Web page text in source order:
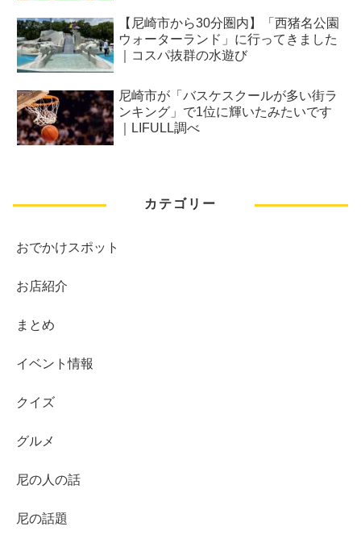
【尼崎市から30分圏内】「西猪名公園
ウォーターランド」に行ってきました
｜コスパ抜群の水遊び
尼崎市が「バスケスクールが多い街ラ
ンキング」で1位に輝いたみたいです
｜LIFULL調べ
カテゴリー
おでかけスポット
お店紹介
まとめ
イベント情報
クイズ
グルメ
尼の人の話
尼の話題